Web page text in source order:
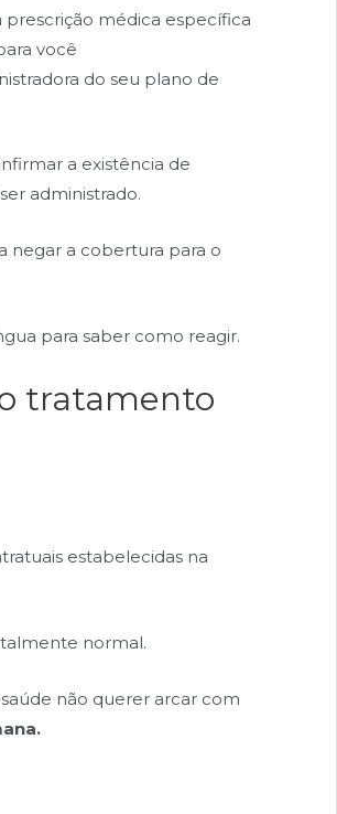
prescrição médica específica
você
do seu plano de
a existência de
administrado.
negar a cobertura para o
para saber como reagir.
tratamento
estabelecidas na
normal.
não querer arcar com